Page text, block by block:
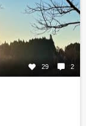
29 2